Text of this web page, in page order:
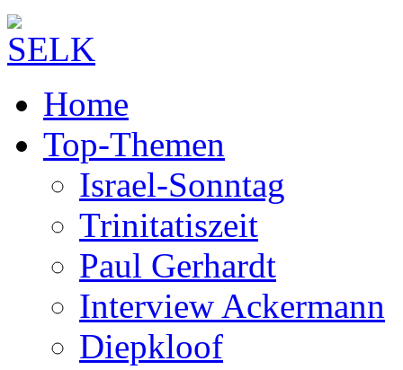
Home
Top-Themen
Israel-Sonntag
Trinitatiszeit
Paul Gerhardt
Interview Ackermann
Diepkloof